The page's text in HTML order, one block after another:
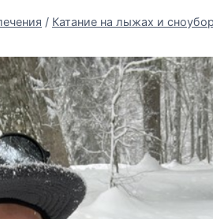
/ Катание на лыжах и